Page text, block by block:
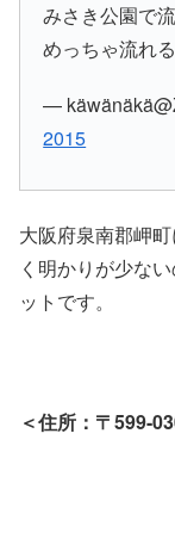
みさき公園で
めっちゃ流れる
—
2015
大阪府泉南郡岬
く明かりが少な
ットです。
＜住所：〒599-